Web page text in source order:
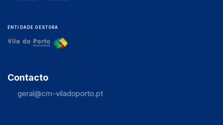
ENTIDADE GESTORA
Contacto
geral@cm-viladoporto.pt